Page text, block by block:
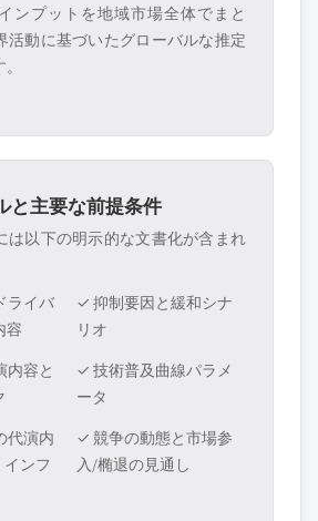
ンプットを地域市場全体でまと
活動に基づいたグローバルな推定
と主要な前提条件
は以下の明示的な文書化が含まれ
ライバ
容
✓ 抑制要因と緩和シナ
リオ
内容と
✓ 技術普及曲線パラメ
ータ
代演内
インフ
✓ 競争の動態と市場参
入/椭退の見通し